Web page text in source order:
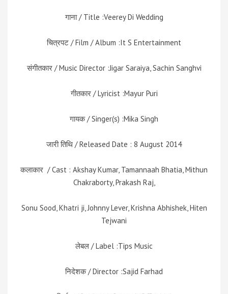
गाना / Title :Veerey Di Wedding
चित्रपट / Film / Album :It S Entertainment
संगीतकार / Music Director :Jigar Saraiya, Sachin Sanghvi
गीतकार / Lyricist :Mayur Puri
गायक / Singer(s) :Mika Singh
जारी तिथि / Released Date : 8 August 2014
कलाकार / Cast : Akshay Kumar, Tamannaah Bhatia, Mithun
Chakraborty, Prakash Raj,
Sonu Sood, Khatri ji, Johnny Lever, Krishna Abhishek, Hiten
Tejwani
लेबल / Label :Tips Music
निदेशक / Director :Sajid Farhad